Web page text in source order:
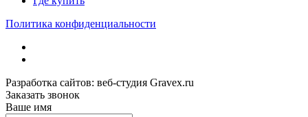
Политика конфиденциальности
Разработка сайтов: веб-студия Gravex.ru
Заказать звонок
Ваше имя